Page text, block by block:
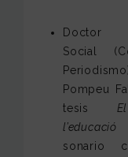
Social
Pompeu
tesis
sonario